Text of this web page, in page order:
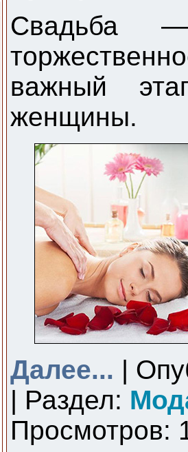
Свадьба
важный
женщины.
Далее... |
| Раздел:
Просмотров: